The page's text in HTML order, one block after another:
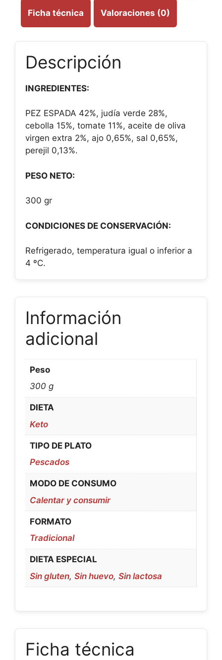
Ficha técnica Valoraciones (0)
Descripción
INGREDIENTES:
PEZ ESPADA 42%, judía verde 28%,
cebolla 15%, tomate 11%, aceite de oliva
virgen extra 2%, ajo 0,65%, sal 0,65%,
perejil 0,13%.
PESO NETO:
300 gr
CONDICIONES DE CONSERVACIÓN:
Refrigerado, temperatura igual o inferior a
4 ºC.
Información
adicional
Peso
300 g
DIETA
Keto
TIPO DE PLATO
Pescados
MODO DE CONSUMO
Calentar y consumir
FORMATO
Tradicional
DIETA ESPECIAL
Sin gluten, Sin huevo, Sin lactosa
Ficha técnica